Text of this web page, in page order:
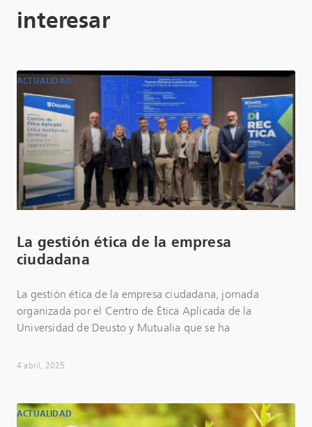
interesar
ACTUALIDAD
La gestión ética de la empresa
ciudadana
La gestión ética de la empresa ciudadana, jornada
organizada por el Centro de Ética Aplicada de la
Universidad de Deusto y Mutualia que se ha
4 abril, 2025
ACTUALIDAD